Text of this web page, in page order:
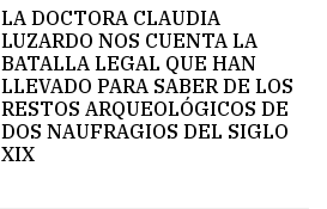
LA DOCTORA CLAUDIA
LUZARDO NOS CUENTA LA
BATALLA LEGAL QUE HAN
LLEVADO PARA SABER DE LOS
RESTOS ARQUEOLÓGICOS DE
DOS NAUFRAGIOS DEL SIGLO
XIX